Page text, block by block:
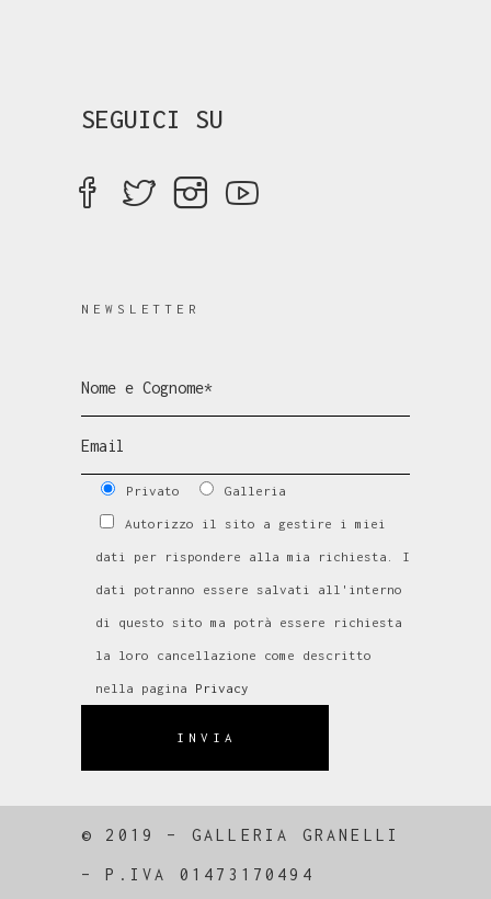
SEGUICI SU
NEWSLETTER
Privato Galleria
Autorizzo il sito a gestire i miei
dati per rispondere alla mia richiesta. I
dati potranno essere salvati all'interno
di questo sito ma potrà essere richiesta
la loro cancellazione come descritto
nella pagina Privacy
INVIA
© 2019 – GALLERIA GRANELLI
–P.IVA 01473170494